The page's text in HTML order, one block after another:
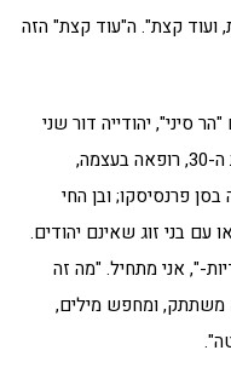
ועוד קצת". ה"עוד קצת" הזה
סיני", יהודייה דור שני
בניו־יורק. שני ילדים יש להם – בת בשנות ה-30, רופאה בעצמה,
פרנסיסקו; ובן החי
בני זוג שאינם יהודים.
", אני מתחיל. "מה זה
משתתק, ומחפש מילים,